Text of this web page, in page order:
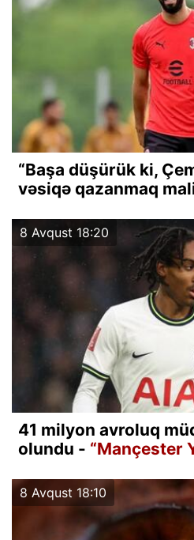
“Başa düşürük ki,
vəsiqə qazanmaq
8 Avqust 18:20
41 milyon avroluq
olundu - “Mançester
8 Avqust 18:10